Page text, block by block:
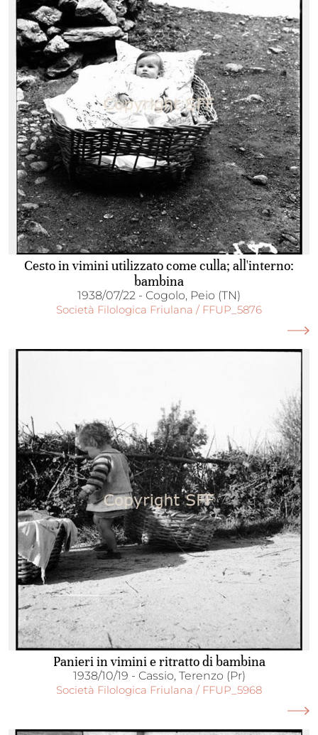
Cesto in vimini utilizzato come culla; all'interno:
bambina
1938/07/22 - Cogolo, Peio (TN)
Società Filologica Friulana / FFUP_5876
Panieri in vimini e ritratto di bambina
1938/10/19 - Cassio, Terenzo (Pr)
Società Filologica Friulana / FFUP_5968